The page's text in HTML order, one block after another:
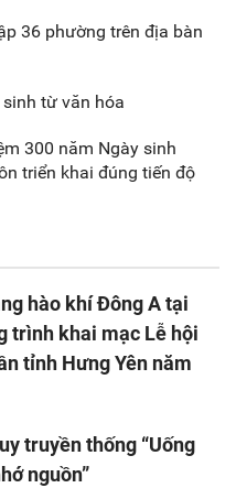
36 phường trên địa bàn
từ văn hóa
300 năm Ngày sinh
triển khai đúng tiến độ
hào khí Đông A tại
trình khai mạc Lễ hội
tỉnh Hưng Yên năm
truyền thống “Uống
nguồn”